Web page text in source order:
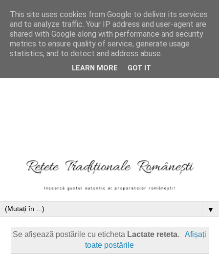
▼
Se afișează postările cu eticheta Lactate reteta.
Afișați
toate postările
This site uses cookies from Google to deliver its services
and to analyze traffic. Your IP address and user-agent are
shared with Google along with performance and security
metrics to ensure quality of service, generate usage
statistics, and to detect and address abuse.
LEARN MORE GOT IT